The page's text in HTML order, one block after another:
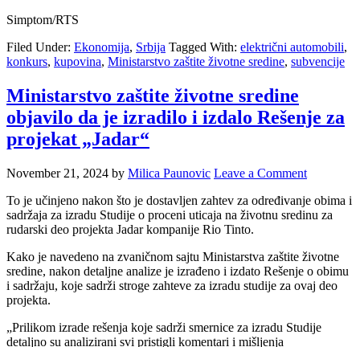
Simptom/RTS
Filed Under: Ekonomija, Srbija Tagged With: električni automobili,
konkurs, kupovina, Ministarstvo zaštite životne sredine, subvencije
Ministarstvo zaštite životne sredine
objavilo da je izradilo i izdalo Rešenje za
projekat „Jadar“
November 21, 2024 by Milica Paunovic Leave a Comment
To je učinjeno nakon što je dostavljen zahtev za određivanje obima i
sadržaja za izradu Studije o proceni uticaja na životnu sredinu za
rudarski deo projekta Jadar kompanije Rio Tinto.
Kako je navedeno na zvaničnom sajtu Ministarstva zaštite životne
sredine, nakon detaljne analize je izrađeno i izdato Rešenje o obimu
i sadržaju, koje sadrži stroge zahteve za izradu studije za ovaj deo
projekta.
„Prilikom izrade rešenja koje sadrži smernice za izradu Studije
detaljno su analizirani svi pristigli komentari i mišljenja